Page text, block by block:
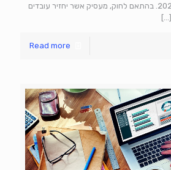
הקורונה החדש) התש"ף 2020. בהתאם לחוק, מעסיק אשר יחזיר עובדים
[…]
Read more